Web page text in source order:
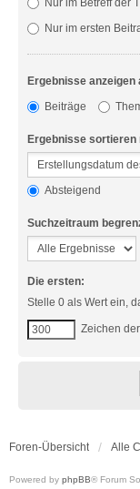
Nur im Betreff der
Nur im ersten
Ergebnisse anzeigen
Beiträge
Ergebnisse sortieren
Absteigend
Suchzeitraum
Die ersten:
Stelle 0 als Wert ein,
Zeichen
Foren-Übersicht Alle
Powered by phpBB® Forum